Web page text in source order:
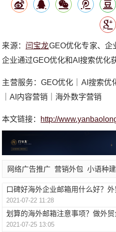
来源： 闫宝龙GEO优化专家、企
企业通过GEO优化和AI搜索优化
主营服务：GEO优化｜AI搜索优
｜AI内容营销｜海外数字营销
本文链接： http://
网络广告推广 营销外包 小语种
口碑好海外企业邮箱用什么好？外
2021-07-22 11:28
划算的海外邮箱注意事项？做外贸
2021-07-25 13:05